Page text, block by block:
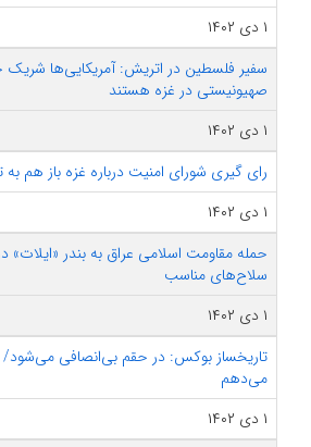
۱ دی ۱۴۰۲
سفیر فلسطین در اتریش: آمریکایی‌ها شریک
صهیونیستی در غزه هستند
۱ دی ۱۴۰۲
رای گیری شورای امنیت درباره غزه باز هم به
۱ دی ۱۴۰۲
حمله مقاومت اسلامی عراق به بندر «ایلات»
سلاح‌های مناسب
۱ دی ۱۴۰۲
تاریخساز بوکس: در حقم بی‌انصافی می‌شود/
می‌دهم
۱ دی ۱۴۰۲